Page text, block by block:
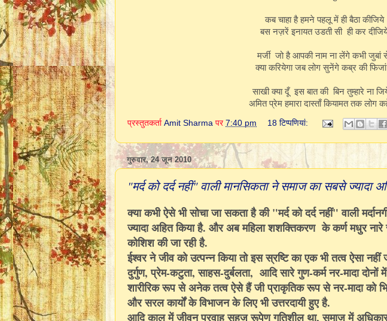
कब चाहा है हमने पहलू में ही बैठा कीजिये
बस नज़रें इनायत उडती सी ही कर
मर्जी जो है आपकी नाम ना लेंगे कभी जुबां
क्या करियेगा जब लोग सुनेंगे कब्र की
साखी क्या दूँ इस बात की बिन तुम्हारे ना
अमित प्रेम हमारा दास्ताँ कियामत तक लोग
प्रस्तुतकर्ता Amit Sharma पर 7:40 pm 18 टिप्‍पणियां:
गुरुवार, 24 जून 2010
"मर्द को दर्द नहीं" वाली मानसिकता ने समाज का सबसे ज्यादा
क्या कभी ऐसे भी सोचा जा सकता है की "मर्द को दर्द नहीं" वाली
ज्यादा अहित किया है. और अब महिला शशक्तिकरण के कर्ण मधुर
कोशिश की जा रही है.
ईश्वर ने जीव को उत्पन्न किया तो इस स्रष्टि का एक भी तत्व ऐसा
दुर्गुण, प्रेम-कटुता, साहस-दुर्बलता, आदि सारे गुण-कर्म नर-मादा दोनों
शारीरिक रूप से अनेक तत्व ऐसे हैं जी प्राकृतिक रूप से नर-मादा को
और सरल कार्यों के विभाजन के लिए भी उत्तरदायी हुए है.
आदि काल में जीवन प्रवाह सहज रूपेण गतिशील था, समाज में